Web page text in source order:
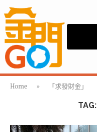
Home » 「求發財金」
TAG: